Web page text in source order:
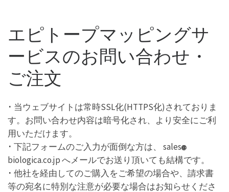
エピトープマッピングサ
ービスのお問い合わせ・
ご注文
･ 当ウェブサイトは常時SSL化(HTTPS化)されておりま
す。お問い合わせ内容は暗号化され、より安全にご利
用いただけます。
･ 下記フォームのご入力が面倒な方は、 sales
biologica.co.jp へメールでお送り頂いても結構です。
･ 他社を経由してのご購入をご希望の場合や、請求書
等の宛名に特別な注意が必要な場合はお知らせくださ